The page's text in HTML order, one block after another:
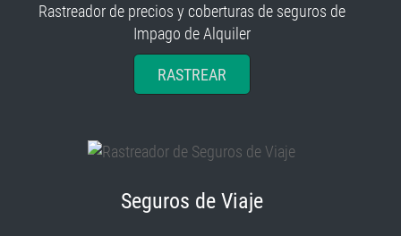
Rastreador de precios y coberturas de seguros de
Impago de Alquiler
RASTREAR
Seguros de Viaje